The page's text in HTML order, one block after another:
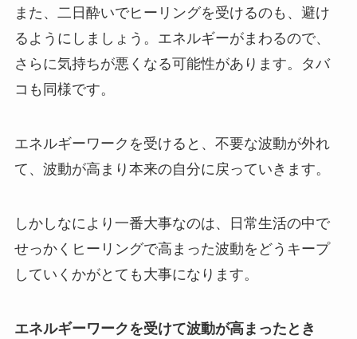
また、二日酔いでヒーリングを受けるのも、避け
るようにしましょう。エネルギーがまわるので、
さらに気持ちが悪くなる可能性があります。タバ
コも同様です。
エネルギーワークを受けると、不要な波動が外れ
て、波動が高まり本来の自分に戻っていきます。
しかしなにより一番大事なのは、日常生活の中で
せっかくヒーリングで高まった波動をどうキープ
していくかがとても大事になります。
エネルギーワークを受けて波動が高まったとき